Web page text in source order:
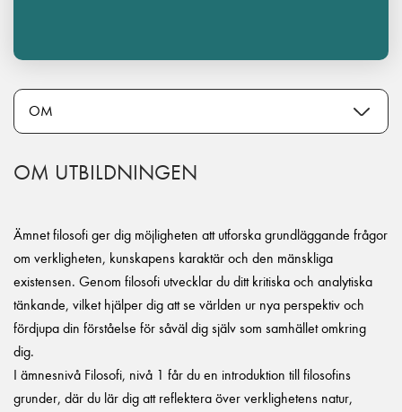
OM UTBILDNINGEN
Ämnet filosofi ger dig möjligheten att utforska grundläggande frågor
om verkligheten, kunskapens karaktär och den mänskliga
existensen. Genom filosofi utvecklar du ditt kritiska och analytiska
tänkande, vilket hjälper dig att se världen ur nya perspektiv och
fördjupa din förståelse för såväl dig själv som samhället omkring
dig.
I ämnesnivå Filosofi, nivå 1 får du en introduktion till filosofins
grunder, där du lär dig att reflektera över verklighetens natur,